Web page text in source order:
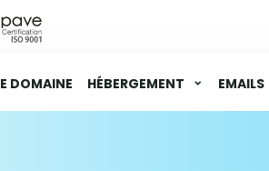
DOMAINE HÉBERGEMENT EMAILS